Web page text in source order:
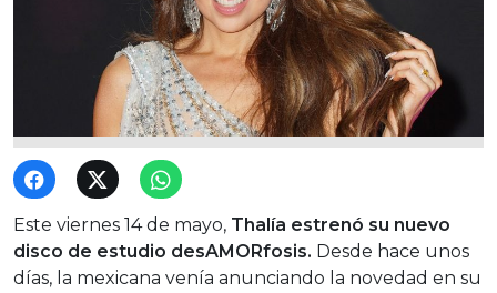
Este viernes 14 de mayo, Thalía estrenó su nuevo
disco de estudio desAMORfosis. Desde hace unos
días, la mexicana venía anunciando la novedad en su